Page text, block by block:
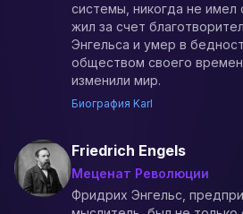
системы, никогда не имел
жил за счет
Энгельса и умер в
обществом своего
изменили мир.
Биография Karl
Friedrich Engels
Меценат Революции
Фридрих Энгельс,